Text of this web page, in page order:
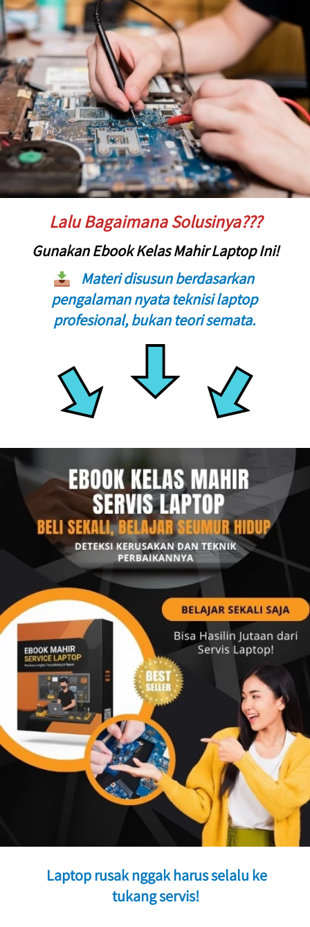
Lalu Bagaimana Solusinya???
Gunakan Ebook Kelas Mahir Laptop Ini!
Materi disusun berdasarkan
pengalaman nyata teknisi laptop
profesional, bukan teori semata.
Laptop rusak nggak harus selalu ke
tukang servis!